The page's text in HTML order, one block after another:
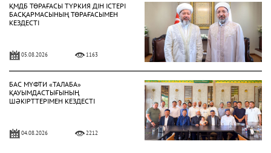
ҚМДБ ТӨРАҒАСЫ ТҮРКИЯ ДІН ІСТЕРІ
БАСҚАРМАСЫНЫҢ ТӨРАҒАСЫМЕН
КЕЗДЕСТІ
05.08.2026 1163
БАС МҮФТИ «ТАЛАБА»
ҚАУЫМДАСТЫҒЫНЫҢ
ШӘКІРТТЕРІМЕН КЕЗДЕСТІ
04.08.2026 2212